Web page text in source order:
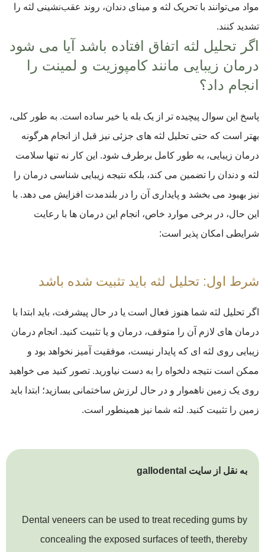
مواد می‌توانند با تحریک لثه و مینای دندان، روند عقب‌نشینی لثه را
تشدید کنند.
اگر تحلیل لثه اتفاق افتاده باشد آیا می شود
درمان زیبایی مانند کامپوزیت و لمینت را
انجام داد؟
پاسخ این سوال پیچیده تر از یک بله یا خیر ساده است. به طور کلی،
بهتر است که حتی تحلیل لثه های جزئی نیز قبل از انجام هرگونه
درمان زیبایی، به طور کامل برطرف شود. این کار نه تنها سلامت
لثه و دندان را تضمین می کند، بلکه نتیجه زیبایی شناسی درمان را
نیز بهبود می بخشد و پایداری آن را در بلندمدت افزایش می دهد. با
این حال، در برخی موارد خاص، انجام این درمان ها با رعایت
شرایطی امکان پذیر است:
شرط اول: تحلیل لثه باید تثبیت شده باشد
اگر تحلیل لثه شما هنوز فعال است یا در حال پیشرفت، باید ابتدا با
درمان های لازم آن را متوقف، درمان و یا تثبیت کنید. انجام درمان
زیبایی روی لثه ای که پایدار نیست، موفقیت آمیز نخواهد بود و
ممکن است نتیجه دلخواه را به دست نیاورید. تصور کنید می خواهید
روی یک زمین ناهموار و در حال لرزش ساختمانی بسازید؛ ابتدا باید
زمین را تثبیت کنید. لثه شما نیز همینطور است.
به نقل از سایت gallodental
Dental veneers can be used to treat receding gums by
concealing the exposed surfaces of teeth, thereby